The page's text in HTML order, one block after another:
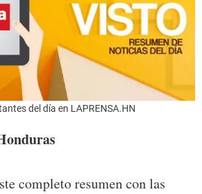
del día en LAPRENSA.HN
completo resumen con las